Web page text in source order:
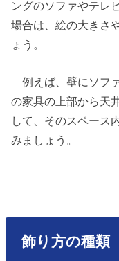
ングのソファやテレ
場合は、絵の大きさ
ょう。
例えば、壁にソフ
の家具の上部から天
して、そのスペース
みましょう。
飾り方の種類